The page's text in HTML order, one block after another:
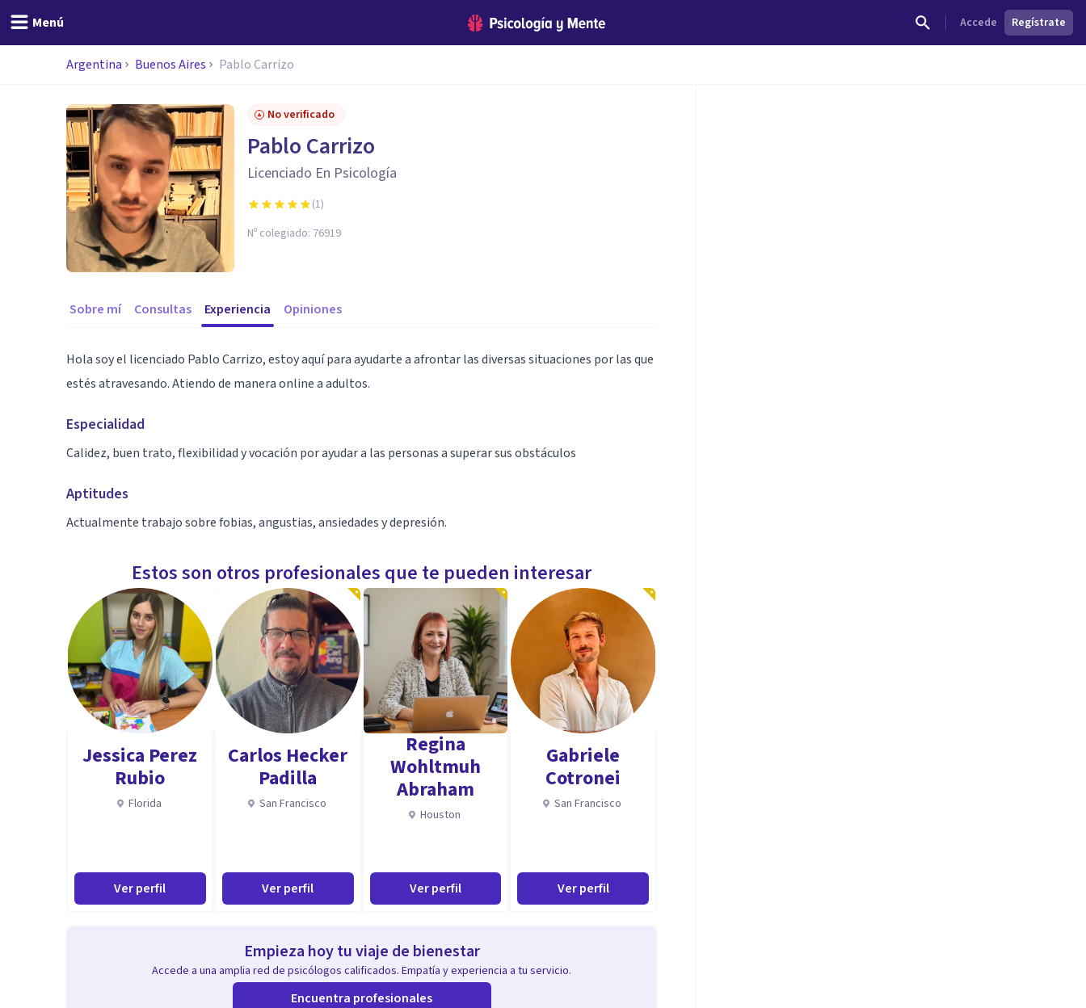
Menú Accede Regístrate
Argentina Buenos Aires Pablo Carrizo
No verificado
Pablo Carrizo
Licenciado En Psicología
(1)
Nº colegiado: 76919
Sobre mí Consultas Experiencia Opiniones
Hola soy el licenciado Pablo Carrizo, estoy aquí para ayudarte a afrontar las diversas situaciones por las que
estés atravesando. Atiendo de manera online a adultos.
Especialidad
Calidez, buen trato, flexibilidad y vocación por ayudar a las personas a superar sus obstáculos
Aptitudes
Actualmente trabajo sobre fobias, angustias, ansiedades y depresión.
Estos son otros profesionales que te pueden interesar
Jessica Perez
Rubio
Florida
Ver perfil
Carlos Hecker
Padilla
San Francisco
Ver perfil
Regina
Wohltmuh
Abraham
Houston
Ver perfil
Gabriele
Cotronei
San Francisco
Ver perfil
Empieza hoy tu viaje de bienestar
Accede a una amplia red de psicólogos calificados. Empatía y experiencia a tu servicio.
Encuentra profesionales